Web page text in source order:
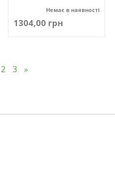
Немає в наявності
1304,00 грн
2 3 »